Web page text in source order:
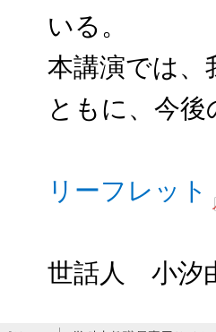
いる。
本講演では、
ともに、今
リーフレット
世話人 小汐